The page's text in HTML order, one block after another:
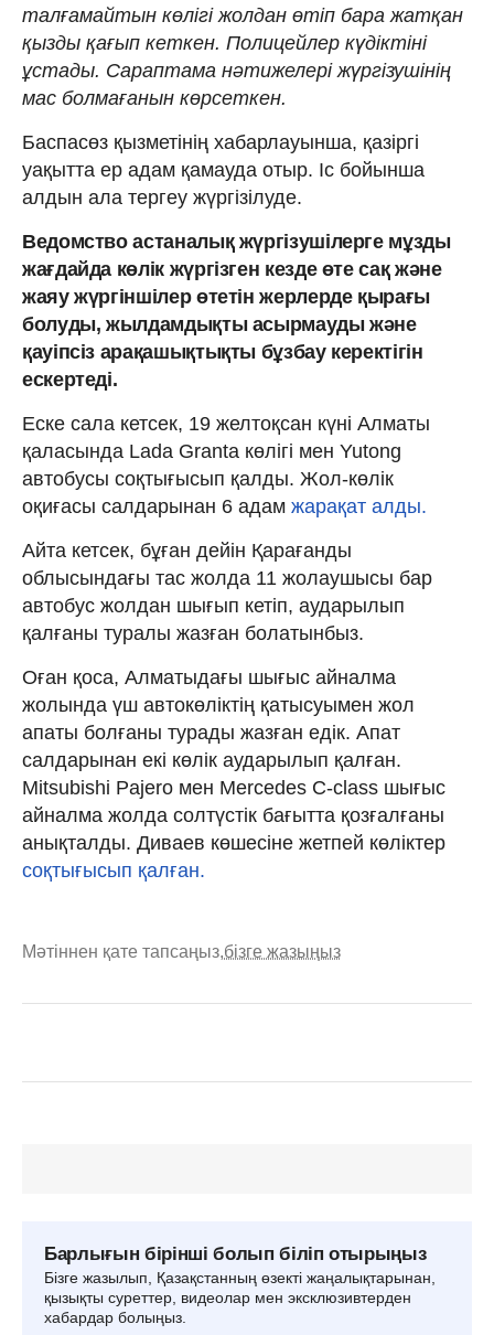
талғамайтын көлігі жолдан өтіп бара жатқан
қызды қағып кеткен. Полицейлер күдіктіні
ұстады. Сараптама нәтижелері жүргізушінің
мас болмағанын көрсеткен.
Баспасөз қызметінің хабарлауынша, қазіргі
уақытта ер адам қамауда отыр. Іс бойынша
алдын ала тергеу жүргізілуде.
Ведомство астаналық жүргізушілерге мұзды
жағдайда көлік жүргізген кезде өте сақ және
жаяу жүргіншілер өтетін жерлерде қырағы
болуды, жылдамдықты асырмауды және
қауіпсіз арақашықтықты бұзбау керектігін
ескертеді.
Еске сала кетсек, 19 желтоқсан күні Алматы
қаласында Lada Granta көлігі мен Yutong
автобусы соқтығысып қалды. Жол-көлік
оқиғасы салдарынан 6 адам жарақат алды.
Айта кетсек, бұған дейін Қарағанды
облысындағы тас жолда 11 жолаушысы бар
автобус жолдан шығып кетіп, аударылып
қалғаны туралы жазған болатынбыз.
Оған қоса, Алматыдағы шығыс айналма
жолында үш автокөліктің қатысуымен жол
апаты болғаны турады жазған едік. Апат
салдарынан екі көлік аударылып қалған.
Mitsubishi Pajero мен Mercedes C-class шығыс
айналма жолда солтүстік бағытта қозғалғаны
анықталды. Диваев көшесіне жетпей көліктер
соқтығысып қалған.
Мәтіннен қате тапсаңыз,бізге жазыңыз
Барлығын бірінші болып біліп отырыңыз
Бізге жазылып, Қазақстанның өзекті жаңалықтарынан,
қызықты суреттер, видеолар мен эксклюзивтерден
хабардар болыңыз.